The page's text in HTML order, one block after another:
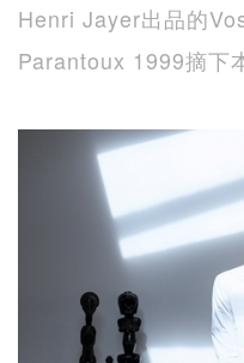
Henri Jayer出品的
Parantoux 1999摘下